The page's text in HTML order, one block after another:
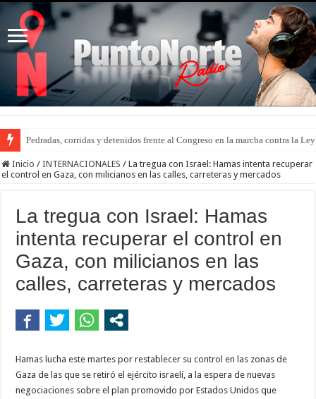
Pedradas, corridas y detenidos frente al Congreso en la marcha contra la
Inicio / INTERNACIONALES / La tregua con Israel: Hamas intenta recuperar
el control en Gaza, con milicianos en las calles, carreteras y mercados
La tregua con Israel: Hamas
intenta recuperar el control en
Gaza, con milicianos en las
calles, carreteras y mercados
Hamas lucha este martes por restablecer su control en las zonas de
Gaza de las que se retiró el ejército israelí, a la espera de nuevas
negociaciones sobre el plan promovido por Estados Unidos que